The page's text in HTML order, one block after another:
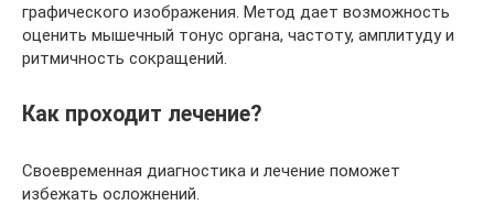
графического изображения. Метод дает возможность
оценить мышечный тонус органа, частоту, амплитуду и
ритмичность сокращений.
Как проходит лечение?
Своевременная диагностика и лечение поможет
избежать осложнений.